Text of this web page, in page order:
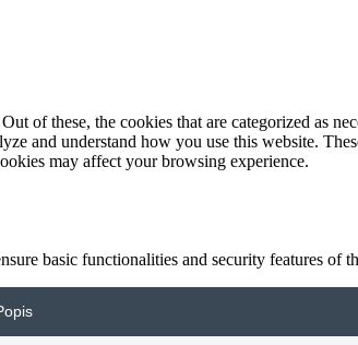
of these, the cookies that are categorized as
and understand how you use this website.
may affect your browsing experience.
basic functionalities and security features of